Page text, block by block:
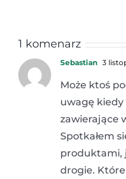
1 komenarz
Sebastian 3
Może ktoś
uwagę
zawierające
Spotkałem
produktami,
drogie.